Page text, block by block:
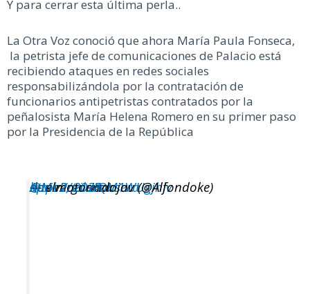
Y para cerrar esta última perla..
La Otra Voz conoció que ahora María Paula Fonseca,
la petrista jefe de comunicaciones de Palacio está
recibiendo ataques en redes sociales
responsabilizándola por la contratación de
funcionarios antipetristas contratados por la
peñalosista María Helena Romero en su primer paso
por la Presidencia de la República
@MaPaulaFonseca
das vergüenza
https://t.co/QM1WUgjhlv
— elmotoriadojav (@Alfondoke)
April 2, 2024